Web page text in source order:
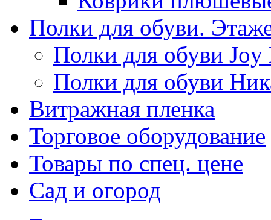
Полки для обуви.
Полки для обуви Joy
Полки для обуви
Витражная пленка
Торговое оборудование
Товары по спец. цене
Сад и огород